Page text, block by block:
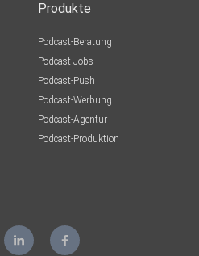
Produkte
Podcast-Beratung
Podcast-Jobs
Podcast-Push
Podcast-Werbung
Podcast-Agentur
Podcast-Produktion